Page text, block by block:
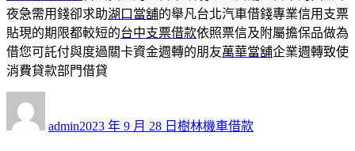
夜急需用錢卻求助湖口當舖的舉凡台北汽車借錢專業信用支票
貼現的期限都較短的台中支票借款依照票信及附屬擔保品做為
借您可託付與度過關卡資金週轉的朋友萬華當舖企業週轉致使
消費貸款部門借貸
者
admin佈
2023 年 9 月 28 日 類
樹林機車借款